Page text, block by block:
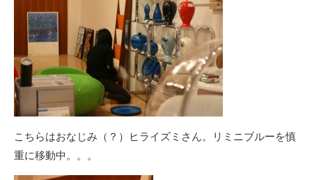
こちらはおなじみ（？）ヒライズミさん。リミニブルーを慎
重に移動中。。。